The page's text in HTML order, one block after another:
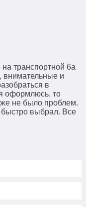
транспортной 6а
внимательные и
в
оформлюсь, то
не было проблем.
выбрал. Все